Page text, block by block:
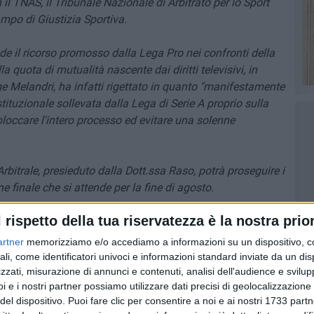
rispetto della tua riservatezza è la nostra
memorizziamo e/o accediamo a informazioni su un dispositivo,
come identificatori univoci e informazioni standard inviate da un
misurazione di annunci e contenuti, analisi dell'audience e
e i nostri partner possiamo utilizzare dati precisi di
dispositivo. Puoi fare clic per consentire a noi e ai nostri 1733
TNAS, il Tribunale Nazionale di Arbitrato per lo Sport
di Giustizia Sportiva.
il ricorso promosso dalla Lega Pro nei confronti della
quota di mutualità nascente dai diritti televisivi, in
Melandri, ha infatti rigettato in quanto "manifestamente
sollevata dalla Lega di Serie A proprio sulla
l'intero processo ed evitare una solenne
presieduto dalla Dott.ssa Raso, potrà proseguire i
finale che si attende per la fine di agosto.
rigettato la richiesta della Lega di Serie A che voleva
"arrogante" contenuta in una memoria
Lega di Serie A. La stessa Lega di A si era opposta al
la vecchia LNP. Il Tnas ha fissato per il 28 giugno 2011
sede la Lega Pro ribadirà l'opportunità di discutere
assegnato il procedimento precedente».